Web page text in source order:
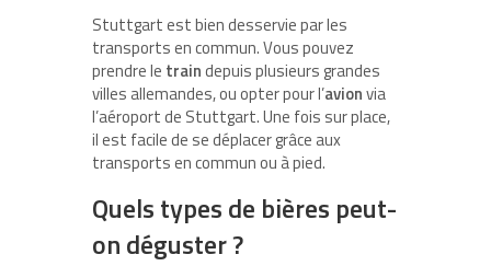
Stuttgart est bien desservie par les
transports en commun. Vous pouvez
prendre le traindepuis plusieurs grandes
villes allemandes, ou opter pour l’avionvia
l’aéroport de Stuttgart. Une fois sur place,
il est facile de se déplacer grâce aux
transports en commun ou à pied.
Quels types de bières peut-
on déguster ?